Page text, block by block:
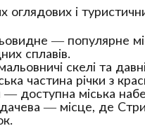
і
— популярне
сплавів.
скелі та
частина річки з
доступна міська
— місце, де